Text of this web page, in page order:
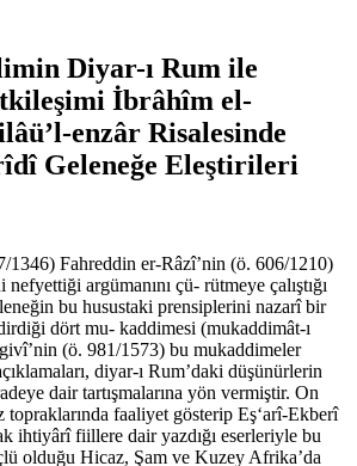
Diyar-ı Rum ile
İbrâhîm el-
enzâr Risalesinde
Geleneğe Eleştirileri
1346) Fahreddin er-Râzî’nin (ö. 606/1210)
argümanını çü- rütmeye çalıştığı
bu husustaki prensiplerini nazarî bir
dört mu- kaddimesi (mukaddimât-ı
(ö. 981/1573) bu mukaddimeler
diyar-ı Rum’daki düşünürlerin
dair tartışmalarına yön vermiştir. On
faaliyet gösterip Eş‘arî-Ekberî
ihtiyârî fiillere dair yazdığı eserleriyle bu
olduğu Hicaz, Şam ve Kuzey Afrika’da